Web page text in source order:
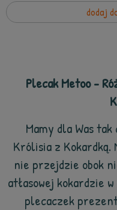
dodaj
Plecak Metoo -
Mamy dla Was
Królisia z Kokardką.
nie przejdzie obok
atłasowej kokardzie
plecaczek